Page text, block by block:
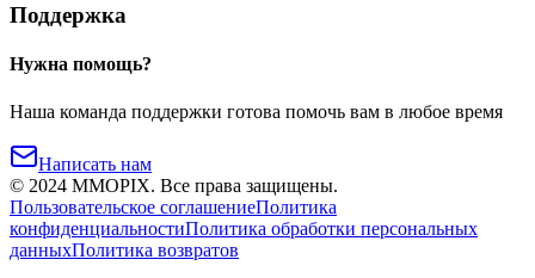
Поддержка
Нужна помощь?
Наша команда поддержки готова помочь вам в любое время
Написать нам
© 2024 MMOPIX. Все права защищены.
Пользовательское соглашениеПолитика
конфиденциальностиПолитика обработки персональных
данныхПолитика возвратов